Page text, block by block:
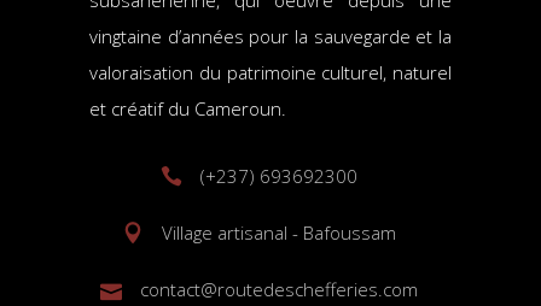
vingtaine d’années pour la sauvegarde et la
valoraisation du patrimoine culturel, naturel
et créatif du Cameroun.
(+237) 693692300
Village artisanal - Bafoussam
contact@routedeschefferies.com